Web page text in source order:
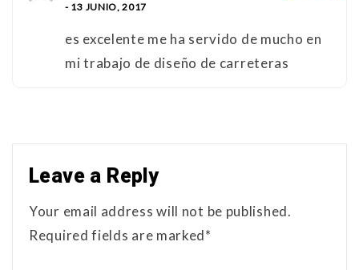
- 13 JUNIO, 2017
es excelente me ha servido de mucho en
mi trabajo de diseño de carreteras
Leave a Reply
Your email address will not be published.
Required fields are marked*